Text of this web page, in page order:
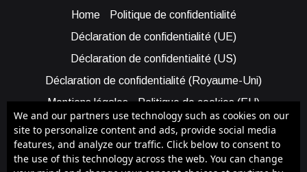
Home
Politique de confidentialité
Déclaration de confidentialité (UE)
Déclaration de confidentialité (US)
Déclaration de confidentialité (Royaume-Uni)
Mentions légales
Politique de cookies (EU)
Cookie Policy (AUS)
Cookie Policy (US)
Qui sommes-nous ?
Participer à Blois Capitale
Bénéficier d’une assistance
We and our partners use technology such as cookies on our
site to personalize content and ads, provide social media
features, and analyze our traffic. Click below to consent to
the use of this technology across the web. You can change